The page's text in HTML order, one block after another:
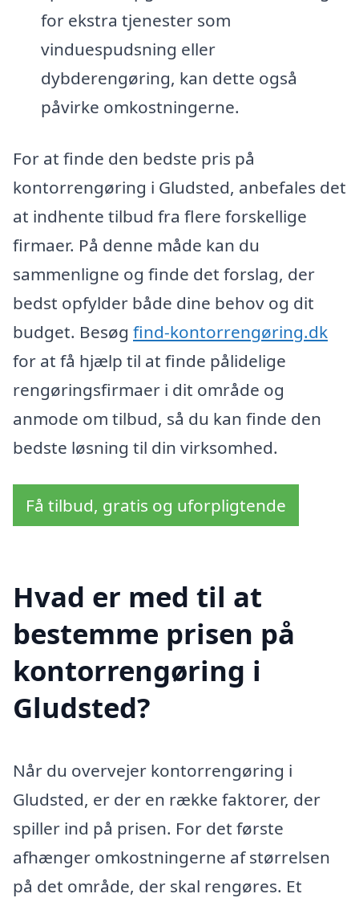
for ekstra tjenester som
vinduespudsning eller
dybderengøring, kan dette også
påvirke omkostningerne.
For at finde den bedste pris på
kontorrengøring i Gludsted, anbefales det
at indhente tilbud fra flere forskellige
firmaer. På denne måde kan du
sammenligne og finde det forslag, der
bedst opfylder både dine behov og dit
budget. Besøg find-kontorrengøring.dk
for at få hjælp til at finde pålidelige
rengøringsfirmaer i dit område og
anmode om tilbud, så du kan finde den
bedste løsning til din virksomhed.
Få tilbud, gratis og uforpligtende
Hvad er med til at
bestemme prisen på
kontorrengøring i
Gludsted?
Når du overvejer kontorrengøring i
Gludsted, er der en række faktorer, der
spiller ind på prisen. For det første
afhænger omkostningerne af størrelsen
på det område, der skal rengøres. Et